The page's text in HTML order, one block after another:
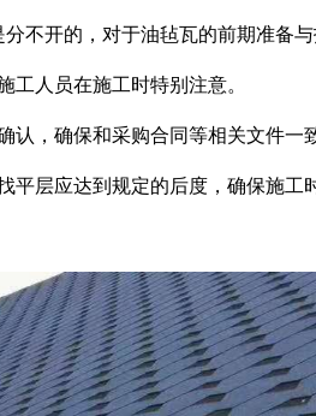
开的，对于油毡瓦的前期准备与
人员在施工时特别注意。
，确保和采购合同等相关文件一
层应达到规定的后度，确保施工